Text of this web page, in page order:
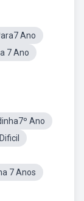
Ano
7 Ano
Ano
7 Anos